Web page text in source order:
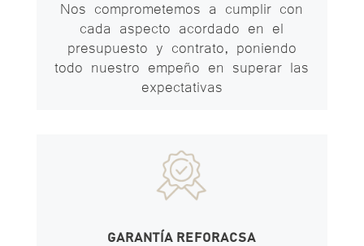
Nos comprometemos a cumplir con
cada aspecto acordado en el
presupuesto y contrato, poniendo
todo nuestro empeño en superar las
expectativas
GARANTÍA REFORACSA